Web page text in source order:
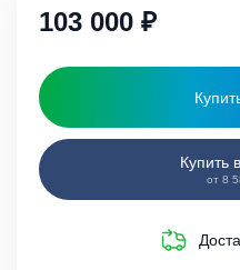
103 000 ₽
Купить
от 8